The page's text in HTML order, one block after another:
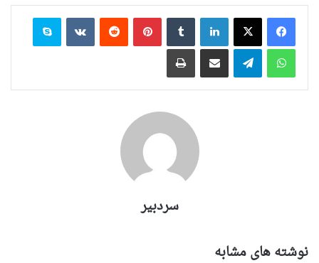
لینکدین ‫تامبلر ‫پین‌ترست‫رددیت ‫VKontakteاسکایپ
واتس آپ
تلگرام اشتراک گذاری از طریق ایمیل چاپ
سردبیر
نوشته های مشابه